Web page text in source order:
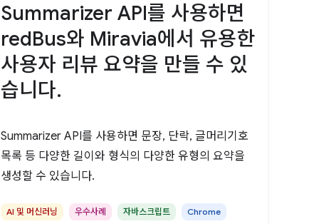
Summarizer API를 사용하면
redBus와 Miravia에서 유용한
사용자 리뷰 요약을 만들 수 있
습니다.
Summarizer API를 사용하면 문장, 단락, 글머리기호
목록 등 다양한 길이와 형식의 다양한 유형의 요약을
생성할 수 있습니다.
AI 및 머신러닝 우수사례 자바스크립트 Chrome